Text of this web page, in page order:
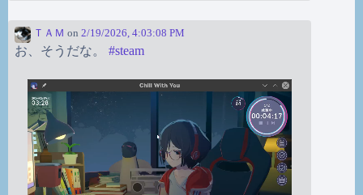
ＴＡＭ on 2/19/2026, 4:03:08 PM
お、そうだな。 #steam